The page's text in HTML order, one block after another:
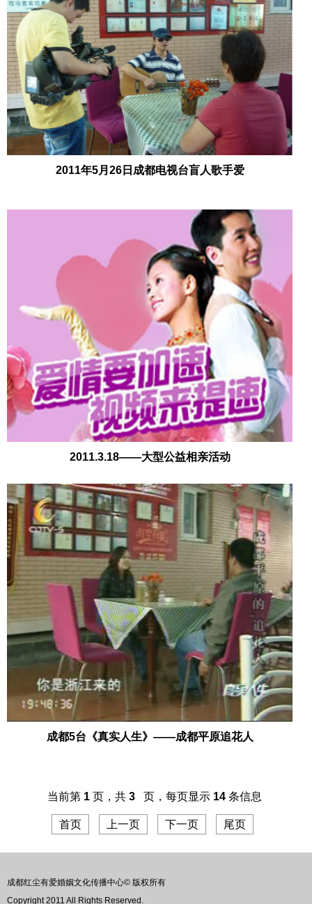
2011年5月26日成都电视台盲人歌手爱
2011.3.18——大型公益相亲活动
成都5台《真实人生》——成都平原追花人
当前第 1 页，共 3 页，每页显示 14 条信息
首页 上一页 下一页 尾页
成都红尘有爱婚姻文化传播中心© 版权所有
Copyright 2011 All Rights Reserved.